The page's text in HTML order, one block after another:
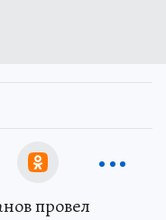
провел